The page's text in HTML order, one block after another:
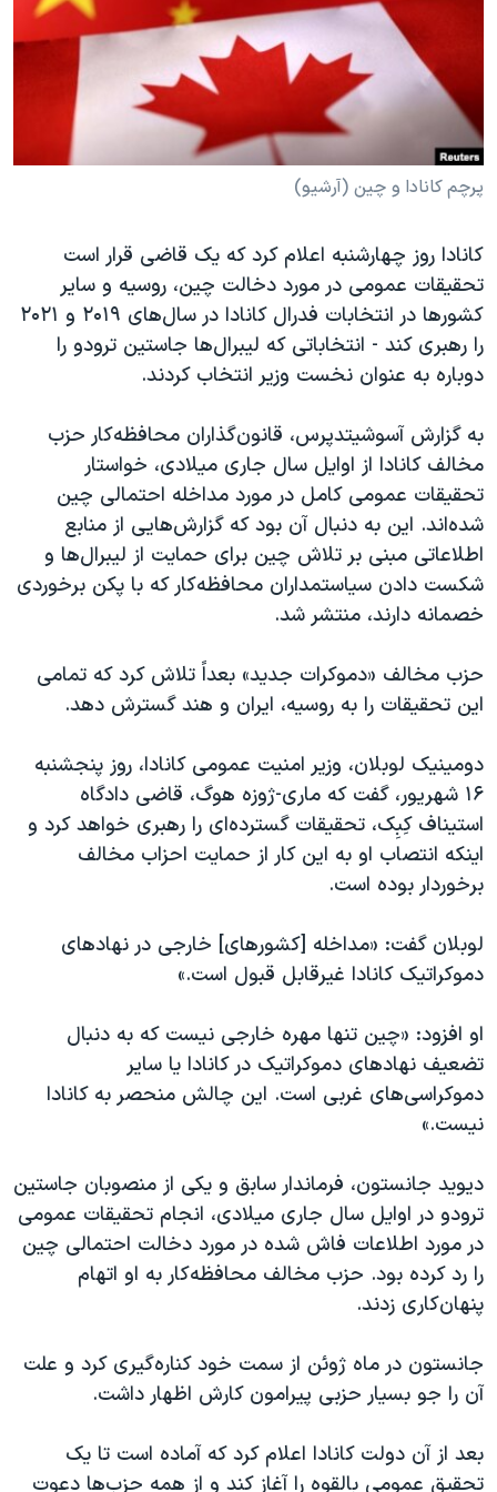
فرهنگ و زندگی
حقوق شهروندی
اقتصادی
اسرائیل در جنگ
آرشیو پخش زنده
انتخابات ریاست جمهوری آمریکا ۲۰۲۴
حمله جمهوری اسلامی به اسرائیل
ورزش زنان در ایران
مجموعه مستندهای دادخواهی
تریبونال مردمی آبان ۹۸
دادگاه حمید نوری
چهل سال گروگان‌گیری
قانون شفافیت دارائی کادر رهبری ایران
اعتراضات مردمی آبان ۹۸
اسرائیل در جنگ
نرگس محمدی برنده جایزه نوبل صلح
همایش محافظه‌کاران آمریکا «سی‌پک»
صفحه‌های ویژه
زبانهای مختلف
پرچم کانادا و چین (آرشیو)
کانادا روز چهارشنبه اعلام کرد که یک قاضی قرار است
تحقیقات عمومی در مورد دخالت چین، روسیه و سایر
کشورها در انتخابات فدرال کانادا در سال‌های ۲۰۱۹ و ۲۰۲۱
را رهبری کند - انتخاباتی که لیبرال‌ها جاستین ترودو را
دوباره به عنوان نخست وزیر انتخاب کردند.
به گزارش آسوشیتدپرس، قانون‌گذاران محافظه‌کار حزب
مخالف کانادا از اوایل سال جاری میلادی، خواستار
تحقیقات عمومی کامل در مورد مداخله احتمالی چین
شده‌اند. این به دنبال آن بود که گزارش‌هایی از منابع
اطلاعاتی مبنی بر تلاش چین برای حمایت از لیبرال‌ها و
شکست دادن سیاستمداران محافظه‌کار که با پکن برخوردی
خصمانه دارند، منتشر شد.
حزب مخالف «دموکرات‌ جدید» بعداً تلاش کرد که تمامی
این تحقیقات را به روسیه، ایران و هند گسترش دهد.
دومینیک لوبلان، وزیر امنیت عمومی کانادا، روز پنجشنبه
۱۶ شهریور، گفت که ماری-ژوزه هوگ، قاضی دادگاه
استیناف کِبِک، تحقیقات گسترده‌ای را رهبری خواهد کرد و
اینکه انتصاب او به این کار از حمایت احزاب مخالف
برخوردار بوده است.
لوبلان گفت: «مداخله [کشورهای] خارجی در نهادهای
دموکراتیک کانادا غیرقابل قبول است.»
او افزود: «چین تنها مهره خارجی نیست که به دنبال
تضعیف نهادهای دموکراتیک در کانادا یا سایر
دموکراسی‌های غربی است. این چالش منحصر به کانادا
نیست.»
دیوید جانستون، فرماندار سابق و یکی از منصوبان جاستین
ترودو در اوایل سال جاری میلادی، انجام تحقیقات عمومی
در مورد اطلاعات فاش شده در مورد دخالت احتمالی چین
را رد کرده بود. حزب مخالف محافظه‌کار به او اتهام
پنهان‌کاری زدند.
جانستون در ماه ژوئن از سمت خود کناره‌گیری کرد و علت
آن را جو بسیار حزبی پیرامون کارش اظهار داشت.
بعد از آن دولت کانادا اعلام کرد که آماده است تا یک
تحقیق عمومی بالقوه را آغاز کند و از همه حزب‌ها دعوت